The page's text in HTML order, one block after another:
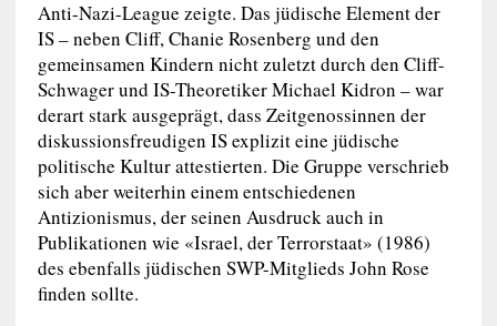
Anti-Nazi-League zeigte. Das jüdische Element der
IS – neben Cliff, Chanie Rosenberg und den
gemeinsamen Kindern nicht zuletzt durch den Cliff-
Schwager und IS-Theoretiker Michael Kidron – war
derart stark ausgeprägt, dass Zeitgenossinnen der
diskussionsfreudigen IS explizit eine jüdische
politische Kultur attestierten. Die Gruppe verschrieb
sich aber weiterhin einem entschiedenen
Antizionismus, der seinen Ausdruck auch in
Publikationen wie «Israel, der Terrorstaat» (1986)
des ebenfalls jüdischen SWP-Mitglieds John Rose
finden sollte.